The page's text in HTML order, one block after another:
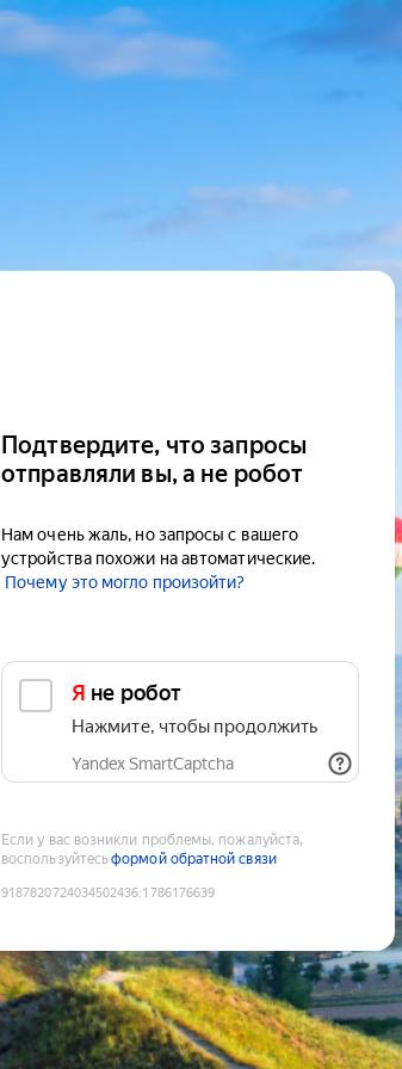
Подтвердите, что запросы
отправляли вы, а не робот
Нам очень жаль, но запросы с вашего
устройства похожи на автоматические.
Почему это могло произойти?
Я не робот
Нажмите, чтобы продолжить
Yandex SmartCaptcha
Если у вас возникли проблемы, пожалуйста,
воспользуйтесьформой обратной связи
9187820724034502436:1786176639